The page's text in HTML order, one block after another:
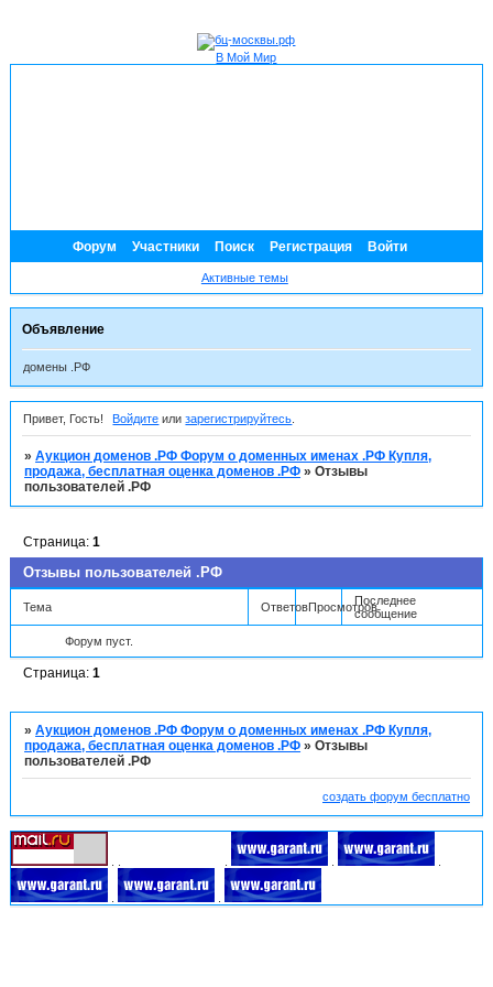
В Мой Мир
Форум Участники Поиск Регистрация Войти
Активные темы
Объявление
домены .РФ
Привет, Гость! Войдите илизарегистрируйтесь
»Аукцион доменов .РФ Форум о доменных именах .РФ Купля,
продажа, бесплатная оценка доменов .РФ »Отзывы
пользователей .РФ
Отзывы пользователей .РФ
Страница:1
Тема ОтветовПросмотровПоследнее
сообщение
Форум пуст.
Страница:1
»Аукцион доменов .РФ Форум о доменных именах .РФ Купля,
продажа, бесплатная оценка доменов .РФ »Отзывы
пользователей .РФ
создать форум бесплатно